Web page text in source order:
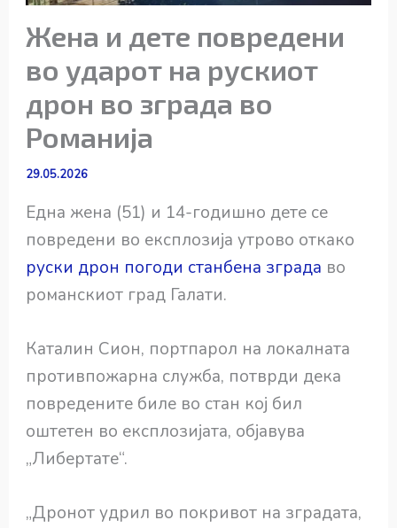
Жена и дете повредени
во ударот на рускиот
дрон во зграда во
Романија
29.05.2026
Една жена (51) и 14-годишно дете се
повредени во експлозија утрово откако
руски дрон погоди станбена зграда во
романскиот град Галати.
Каталин Сион, портпарол на локалната
противпожарна служба, потврди дека
повредените биле во стан кој бил
оштетен во експлозијата, објавува
„Либертате“.
„Дронот удрил во покривот на зградата,